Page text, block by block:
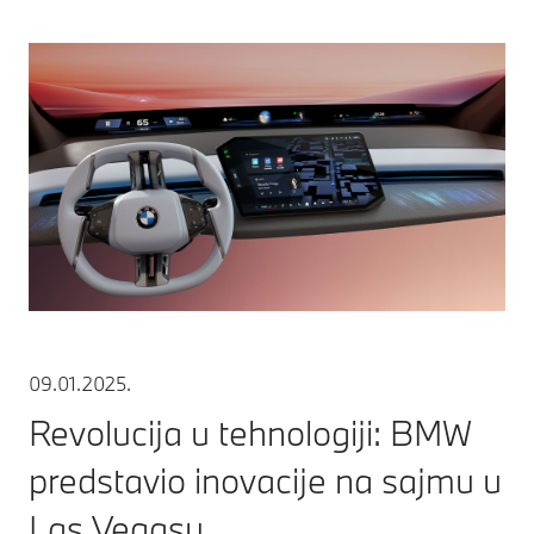
09.01.2025.
Revolucija u tehnologiji: BMW
predstavio inovacije na sajmu u